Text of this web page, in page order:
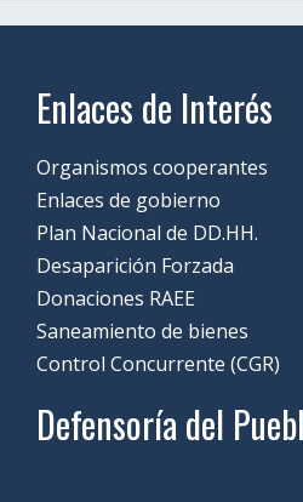
Enlaces de Interés
Organismos cooperantes
Enlaces de gobierno
Plan Nacional de DD.HH.
Desaparición Forzada
Donaciones RAEE
Saneamiento de bienes
Control Concurrente (CGR)
Defensoría del